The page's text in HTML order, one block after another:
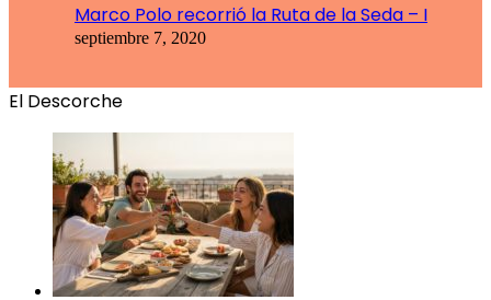
Marco Polo recorrió la Ruta de la Seda – I
septiembre 7, 2020
El Descorche